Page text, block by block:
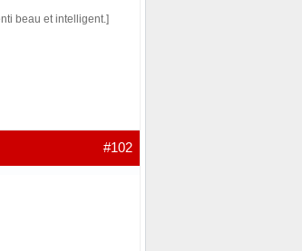
beau et intelligent.]
#102